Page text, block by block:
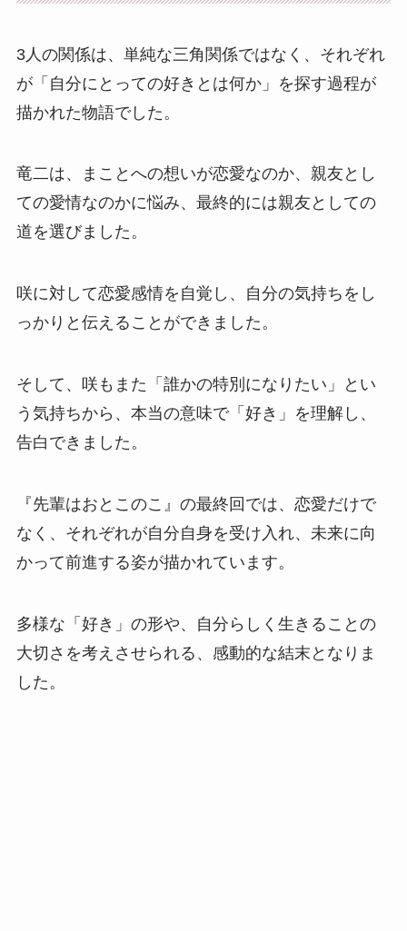
3人の関係は、単純な三角関係ではなく、それぞれ
が「自分にとっての好きとは何か」を探す過程が
描かれた物語でした。
竜二は、まことへの想いが恋愛なのか、親友とし
ての愛情なのかに悩み、最終的には親友としての
道を選びました。
咲に対して恋愛感情を自覚し、自分の気持ちをし
っかりと伝えることができました。
そして、咲もまた「誰かの特別になりたい」とい
う気持ちから、本当の意味で「好き」を理解し、
告白できました。
『先輩はおとこのこ』の最終回では、恋愛だけで
なく、それぞれが自分自身を受け入れ、未来に向
かって前進する姿が描かれています。
多様な「好き」の形や、自分らしく生きることの
大切さを考えさせられる、感動的な結末となりま
した。